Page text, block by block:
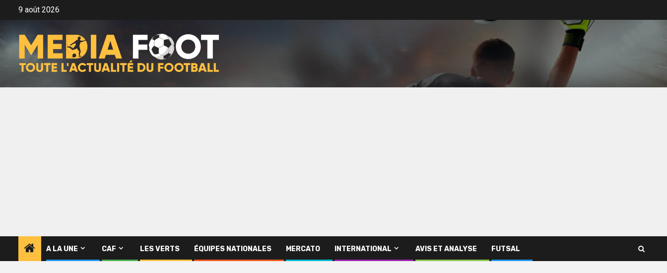
9 août 2026
A LA UNE CAF LES VERTS ÉQUIPES NATIONALES MERCATO INTERNATIONAL AVIS ET ANALYSE FUTSAL